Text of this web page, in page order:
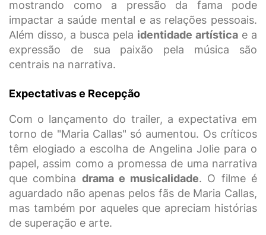
mostrando como a pressão da fama pode
impactar a saúde mental e as relações pessoais.
Além disso, a busca pela identidade artística e a
expressão de sua paixão pela música são
centrais na narrativa.
Expectativas e Recepção
Com o lançamento do trailer, a expectativa em
torno de "Maria Callas" só aumentou. Os críticos
têm elogiado a escolha de Angelina Jolie para o
papel, assim como a promessa de uma narrativa
que combina drama e musicalidade. O filme é
aguardado não apenas pelos fãs de Maria Callas,
mas também por aqueles que apreciam histórias
de superação e arte.